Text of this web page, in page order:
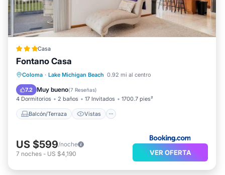
Casa
Fontano Casa
Coloma · Lake Michigan Beach 0.92 mi al centro
7.2 Muy bueno(7 Reseñas)
4 Dormitorios 2 baños 17 Invitados 1700.7 pies²
Balcón/Terraza Vistas
Balcón/Terraza
Vistas
Aire acondicionado
US $599/noche
7 noches - US $4,190 VER OFERTA